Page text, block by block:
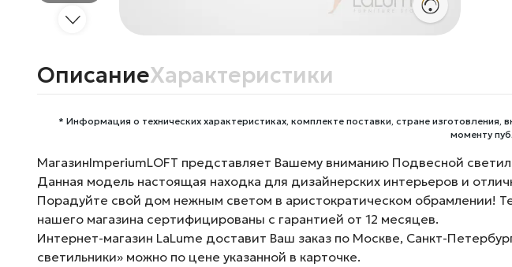
ОписаниеХарактеристики
* Информация о технических характеристиках, комплекте поставки, стране
моменту
МагазинImperiumLOFT представляет Вашему вниманию Подвесной
Данная модель настоящая находка для дизайнерских интерьеров и
Порадуйте свой дом нежным светом в аристократическом обрамлении!
нашего магазина сертифицированы с гарантией от 12 месяцев.
Интернет-магазин LaLume доставит Ваш заказ по Москве, Санкт-
светильники» можно по цене указанной в карточке.